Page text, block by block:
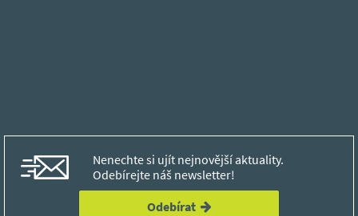
Nenechte si ujít nejnovější aktuality.
Odebírejte náš newsletter!
Odebírat